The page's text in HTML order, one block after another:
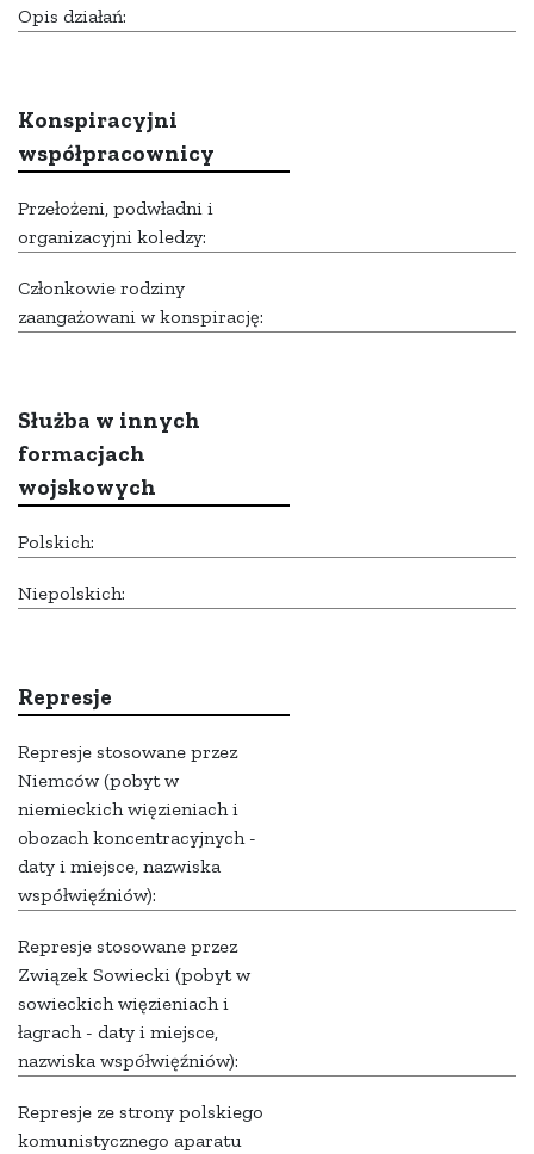
Opis działań:
Konspiracyjni
współpracownicy
Przełożeni, podwładni i
organizacyjni koledzy:
Członkowie rodziny
zaangażowani w konspirację:
Służba w innych
formacjach
wojskowych
Polskich:
Niepolskich:
Represje
Represje stosowane przez
Niemców (pobyt w
niemieckich więzieniach i
obozach koncentracyjnych -
daty i miejsce, nazwiska
współwięźniów):
Represje stosowane przez
Związek Sowiecki (pobyt w
sowieckich więzieniach i
łagrach - daty i miejsce,
nazwiska współwięźniów):
Represje ze strony polskiego
komunistycznego aparatu